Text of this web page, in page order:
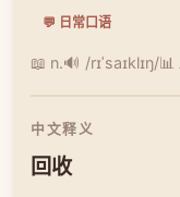
💬 日常口语
📖 n.🔊 /rɪˈsaɪklɪŋ/📊
中文释义
回收